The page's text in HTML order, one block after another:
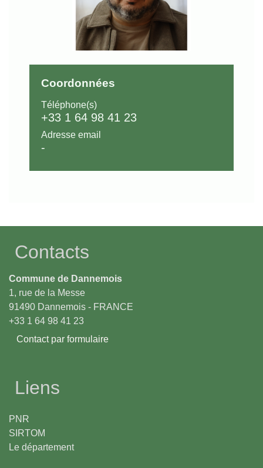
Coordonnées
Téléphone(s)
+33 1 64 98 41 23
Adresse email
-
Contacts
Commune de Dannemois
1, rue de la Messe
91490 Dannemois - FRANCE
+33 1 64 98 41 23
Contact par formulaire
Liens
PNR
SIRTOM
Le département